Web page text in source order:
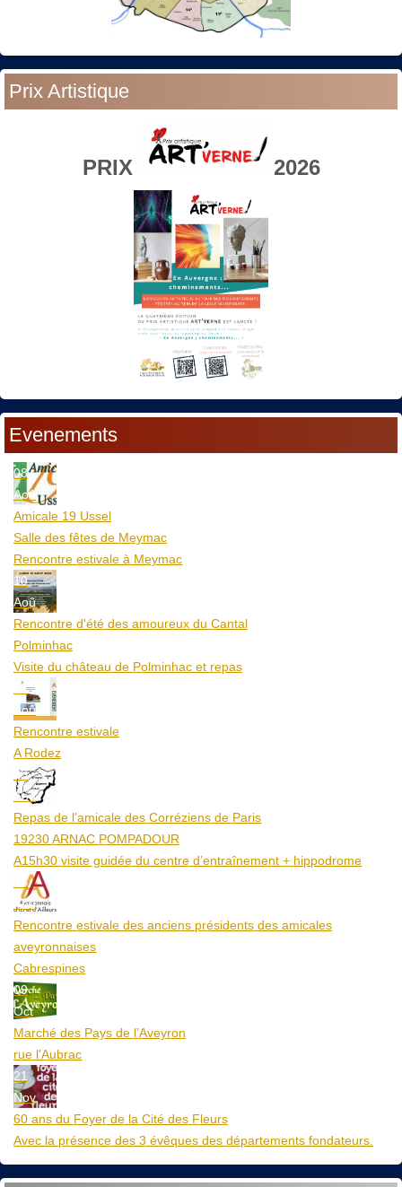
Prix Artistique
PRIX 2026
Evenements
08
Aoû
Amicale 19 Ussel
Salle des fêtes de Meymac
Rencontre estivale à Meymac
10
Aoû
Rencontre d'été des amoureux du Cantal
Polminhac
Visite du château de Polminhac et repas
12
Aoû
Rencontre estivale
A Rodez
23
Aoû
Repas de l'amicale des Corréziens de Paris
19230 ARNAC POMPADOUR
A15h30 visite guidée du centre d’entraînement + hippodrome
25
Aoû
Rencontre estivale des anciens présidents des amicales
aveyronnaises
Cabrespines
09
Oct
Marché des Pays de l’Aveyron
rue l'Aubrac
21
Nov
60 ans du Foyer de la Cité des Fleurs
Avec la présence des 3 évêques des départements fondateurs.